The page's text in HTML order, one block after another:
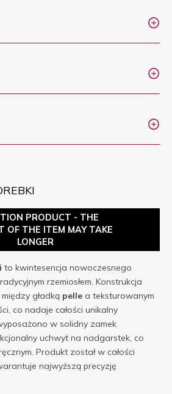
PRODUCT - THE
OF THE ITEM MAY TAKE
LONGER
to kwintesencja nowoczesnego
rzemiosłem. Konstrukcja
gładką pelle a teksturowanym
co nadaje całości unikalny
w solidny zamek
uchwyt na nadgarstek, co
Produkt został w całości
najwyższą precyzję